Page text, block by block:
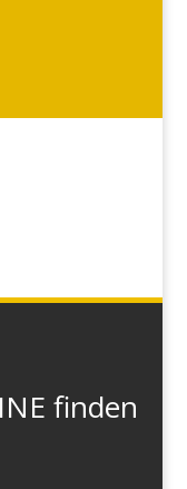
finden